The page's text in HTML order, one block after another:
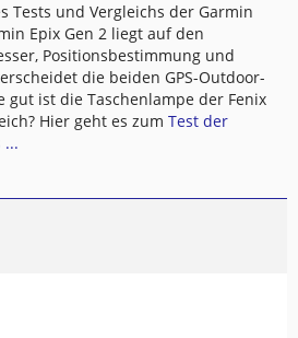
Tests und Vergleichs der Garmin
Epix Gen 2 liegt auf den
Positionsbestimmung und
die beiden GPS-Outdoor-
gut ist die Taschenlampe der Fenix
Hier geht es zum Test der
...